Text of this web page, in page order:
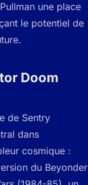
une place
le potentiel de
Doom
de Sentry
dans
cosmique :
du Beyonder